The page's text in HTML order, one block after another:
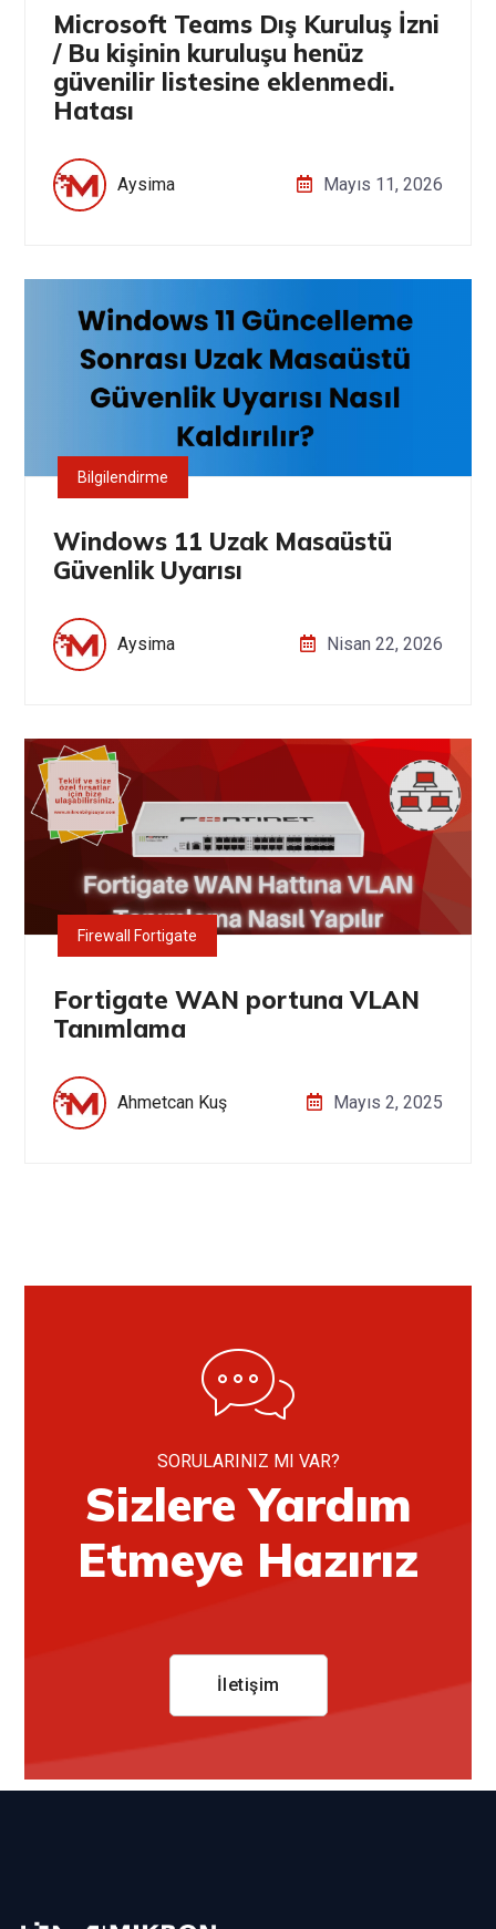
Microsoft Teams Dış Kuruluş İzni
/ Bu kişinin kuruluşu henüz
güvenilir listesine eklenmedi.
Hatası
Aysima Mayıs 11, 2026
Bilgilendirme
Windows 11 Uzak Masaüstü
Güvenlik Uyarısı
Aysima Nisan 22, 2026
Firewall Fortigate
Fortigate WAN portuna VLAN
Tanımlama
Ahmetcan Kuş Mayıs 2, 2025
SORULARINIZ MI VAR?
Sizlere Yardım
Etmeye Hazırız
İletişim